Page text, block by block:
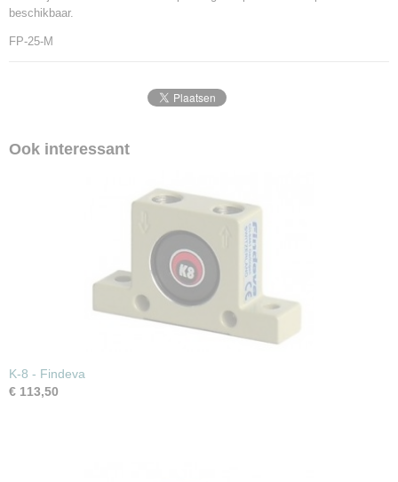
beschikbaar.
FP-25-M
Ook interessant
K-8 - Findeva
€ 113,50